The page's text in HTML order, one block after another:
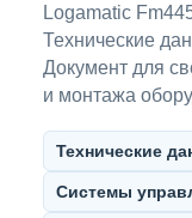
Logamatic
Технические
Документ для
и монтажа
Технические
Системы